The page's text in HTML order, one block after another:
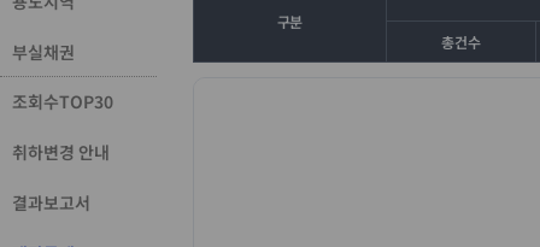
부실채권
조회수TOP30
취하변경 안내
결과보고서
구분
총건수